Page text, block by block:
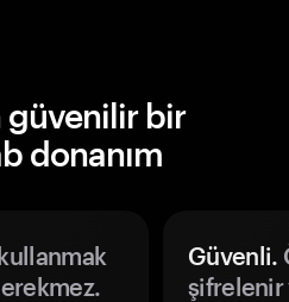
güvenilir bir
donanım
Güvenli.
şifrelenir